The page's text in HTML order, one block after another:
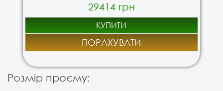
29414 грн
КУПИТИ
ПОРАХУВАТИ
Розмір проєму: